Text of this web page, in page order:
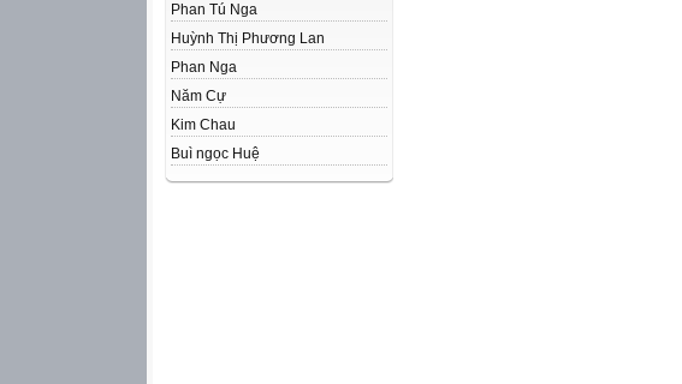
Phan Tú Nga
Huỳnh Thị Phương Lan
Phan Nga
Năm Cự
Kim Chau
Buì ngọc Huệ